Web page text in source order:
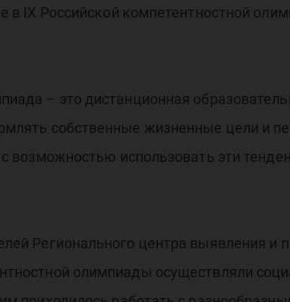
IX Российской компетентностной
– это дистанционная
собственные жизненные цели и
возможностью использовать эти
Регионального центра выявления и
олимпиады осуществляли